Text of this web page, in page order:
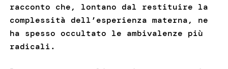
racconto che, lontano dal restituire la
complessità dell’esperienza materna, ne
ha spesso occultato le ambivalenze più
radicali.